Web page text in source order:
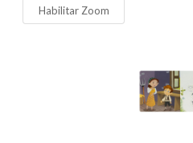
Habilitar Zoom